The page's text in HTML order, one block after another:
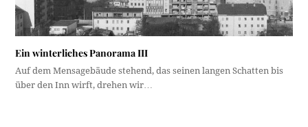
Ein winterliches Panorama III
Auf dem Mensagebäude stehend, das seinen langen Schatten bis
über den Inn wirft, drehen wir…